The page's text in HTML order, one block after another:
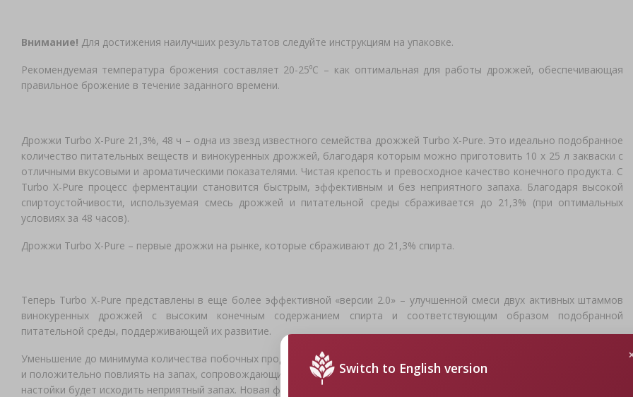
Внимание! Для достижения наилучших результатов следуйте инструкциям на упаковке.
Рекомендуемая температура брожения составляет 20-25⁰C – как оптимальная для работы дрожжей, обеспечивающая
правильное брожение в течение заданного времени.
Дрожжи Turbo X-Pure 21,3%, 48 ч – одна из звезд известного семейства дрожжей Turbo X-Pure. Это идеально подобранное
количество питательных веществ и винокуренных дрожжей, благодаря которым можно приготовить 10 х 25 л закваски с
отличными вкусовыми и ароматическими показателями. Чистая крепость и превосходное качество конечного продукта. С
Turbo X-Pure процесс ферментации становится быстрым, эффективным и без неприятного запаха. Благодаря высокой
спиртоустойчивости, используемая смесь дрожжей и питательной среды сбраживается до 21,3% (при оптимальных
условиях за 48 часов).
Дрожжи Turbo X-Pure – первые дрожжи на рынке, которые сбраживают до 21,3% спирта.
Теперь Turbo X-Pure представлены в еще более эффективной «версии 2.0» – улучшенной смеси двух активных штаммов
винокуренных дрожжей с высоким конечным содержанием спирта и соответствующим образом подобранной
питательной среды, поддерживающей их развитие.
Уменьшение до минимума количества побочных продуктов брожения позволило обеспечить еще более чистое брожение
и положительно повлиять на запах, сопровождающий этот процесс. Вам больше не придется беспокоиться о том, что от
настойки будет исходить неприятный запах. Новая формула – это также улучшенная динамика действия и эффективность,
Switch to English version